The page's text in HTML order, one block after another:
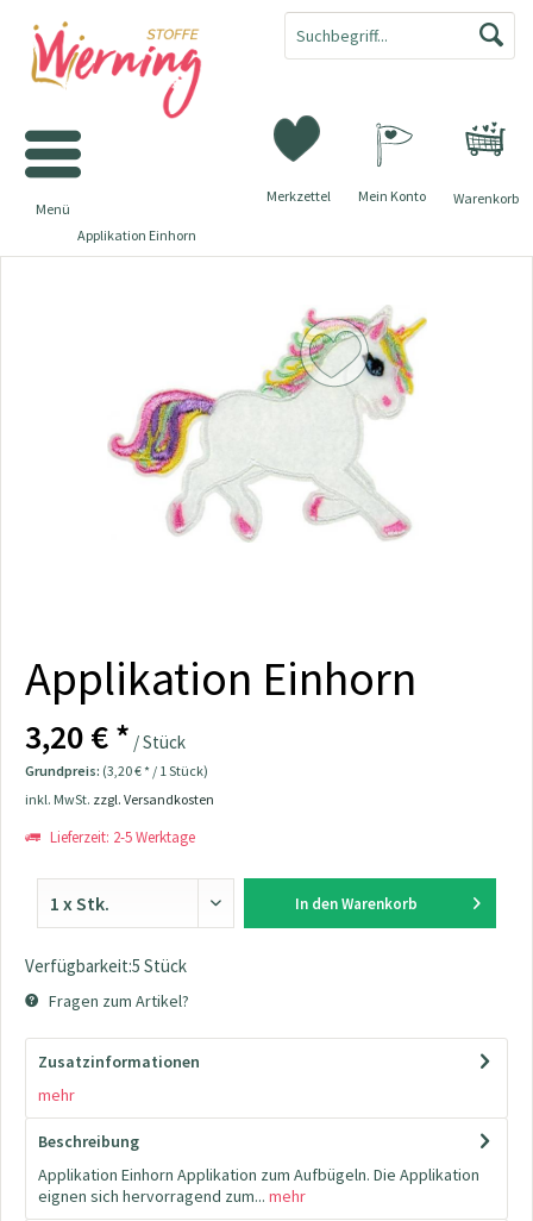
Warenkorb
Merkzettel Mein Konto
Menü
Applikation Einhorn
Applikation Einhorn
3,20 € * / Stück
Grundpreis: (3,20 € * / 1 Stück)
inkl. MwSt. zzgl. Versandkosten
Lieferzeit: 2-5 Werktage
In den Warenkorb
Verfügbarkeit:5 Stück
Fragen zum Artikel?
Zusatzinformationen
mehr
Beschreibung
Applikation Einhorn Applikation zum Aufbügeln. Die Applikation
eignen sich hervorragend zum... mehr